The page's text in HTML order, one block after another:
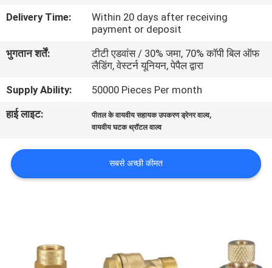
गुणवत्ता
नियंत्रण
करें
अनुरोध
Delivery Time:
Within 20 days after receiving
payment or deposit
भुगतान शर्तें:
टीटी एडवांस / 30% जमा, 70% कॉपी बिल ऑफ
लैडिंग, वेस्टर्न यूनियन, पेपैल द्वारा
Supply Ability:
50000 Pieces Per month
हाई लाइट:
पीतल के वायवीय सहायक उपकरण ड्रेनर वाल्व,
वायवीय घटक थ्रॉटल वाल्व
सबसे अच्छी कीमत